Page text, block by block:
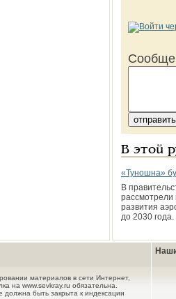
В этой
«Туношна»
В
развития
до 2030 года.
материалов в сети Интернет,
на www.sevkray.ru обязательна.
должна быть закрыта к индексации